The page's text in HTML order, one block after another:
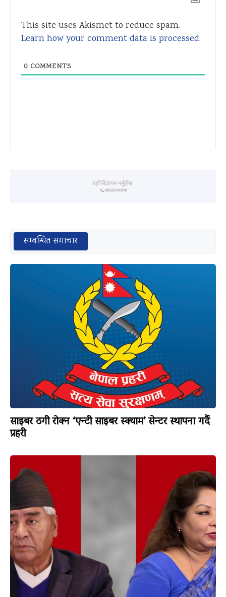
This site uses Akismet to reduce spam.
Learn how your comment data is processed.
0 COMMENTS
सम्बन्धित समाचार
साइबर ठगी रोक्न ‘एन्टी साइबर स्क्याम’ सेन्टर स्थापना गर्दै
प्रहरी